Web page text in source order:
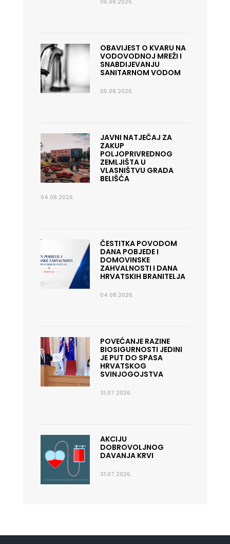
OBAVIJEST O KVARU NA
VODOVODNOJ MREŽI I
SNABDIJEVANJU
SANITARNOM VODOM
05.08.2026.
JAVNI NATJEČAJ ZA
ZAKUP
POLJOPRIVREDNOG
ZEMLJIŠTA U
VLASNIŠTVU GRADA
BELIŠĆA
04.08.2026.
ČESTITKA POVODOM
DANA POBJEDE I
DOMOVINSKE
ZAHVALNOSTI I DANA
HRVATSKIH BRANITELJA
04.08.2026.
POVEĆANJE RAZINE
BIOSIGURNOSTI JEDINI
JE PUT DO SPASA
HRVATSKOG
SVINJOGOJSTVA
31.07.2026.
AKCIJU
DOBROVOLJNOG
DAVANJA KRVI
31.07.2026.